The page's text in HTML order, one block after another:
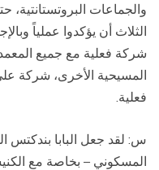
والجماعات
الثلاث أن يؤكدوا عملياً
شركة فعلية مع جميع
المسيحية الأخرى، شركة على
فعلية.
س: لقد جعل البابا بندكتس
المسكوني – بخاصة مع